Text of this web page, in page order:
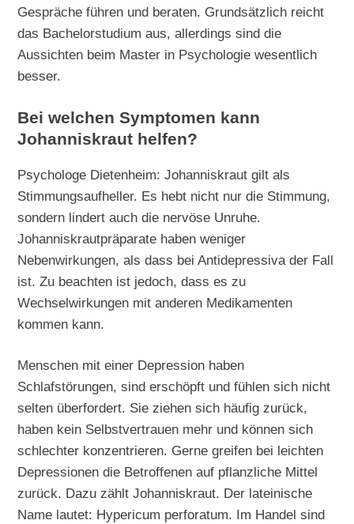
Gespräche führen und beraten. Grundsätzlich reicht
das Bachelorstudium aus, allerdings sind die
Aussichten beim Master in Psychologie wesentlich
besser.
Bei welchen Symptomen kann
Johanniskraut helfen?
Psychologe Dietenheim: Johanniskraut gilt als
Stimmungsaufheller. Es hebt nicht nur die Stimmung,
sondern lindert auch die nervöse Unruhe.
Johanniskrautpräparate haben weniger
Nebenwirkungen, als dass bei Antidepressiva der Fall
ist. Zu beachten ist jedoch, dass es zu
Wechselwirkungen mit anderen Medikamenten
kommen kann.
Menschen mit einer Depression haben
Schlafstörungen, sind erschöpft und fühlen sich nicht
selten überfordert. Sie ziehen sich häufig zurück,
haben kein Selbstvertrauen mehr und können sich
schlechter konzentrieren. Gerne greifen bei leichten
Depressionen die Betroffenen auf pflanzliche Mittel
zurück. Dazu zählt Johanniskraut. Der lateinische
Name lautet: Hypericum perforatum. Im Handel sind